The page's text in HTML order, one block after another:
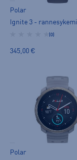
Polar
Ignite 3 -
(0)
345,00 €
Polar